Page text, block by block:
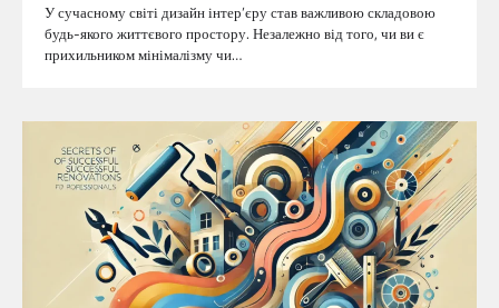
У сучасному світі дизайн інтер’єру став важливою складовою
будь-якого життєвого простору. Незалежно від того, чи ви є
прихильником мінімалізму чи…